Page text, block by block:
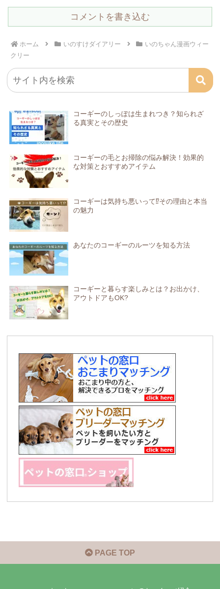
コメントを書き込む
ホーム いのすけダイアリー
いのちゃん漫画ウィー
クリー
コーギーのしっぽは生まれつき？知られざ
る真実とその歴史
コーギーの毛とお掃除の悩み解決！効果的
な対策とおすすめアイテム
コーギーは気持ち悪いって⁉その理由と本当
の魅力
あなたのコーギーのルーツを知る方法
コーギーと暮らす楽しみとは？お出かけ、
アウトドアもOK?
PAGE TOP